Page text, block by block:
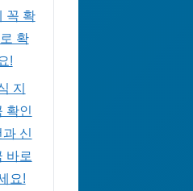
꼭 확
확
!
지
확인
신
바로
요!